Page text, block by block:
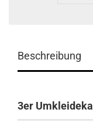
Beschreibung
3er